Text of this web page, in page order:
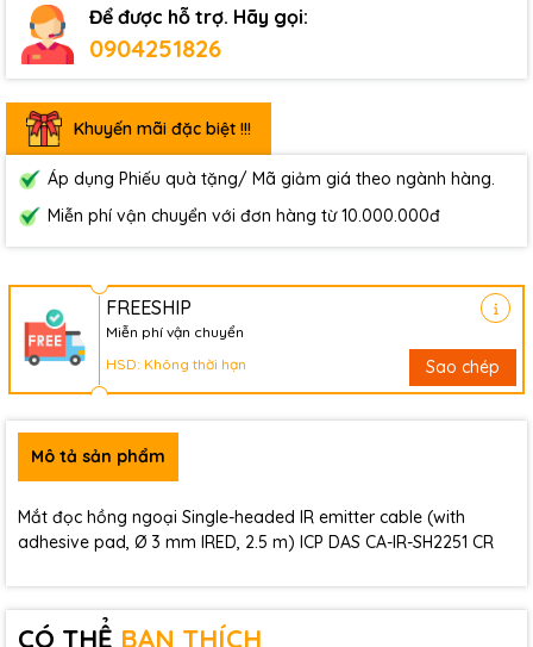
Để được hỗ trợ. Hãy gọi:
0904251826
Khuyến mãi đặc biệt !!!
Áp dụng Phiếu quà tặng/ Mã giảm giá theo ngành hàng.
Miễn phí vận chuyển với đơn hàng từ 10.000.000đ
FREESHIP
Miễn phí vận chuyển
HSD: Không thời hạn
Sao chép
Mô tả sản phẩm
Mắt đọc hồng ngoại Single-headed IR emitter cable (with
adhesive pad, Ø 3 mm IRED, 2.5 m) ICP DAS CA-IR-SH2251 CR
CÓ THỂ BẠN THÍCH